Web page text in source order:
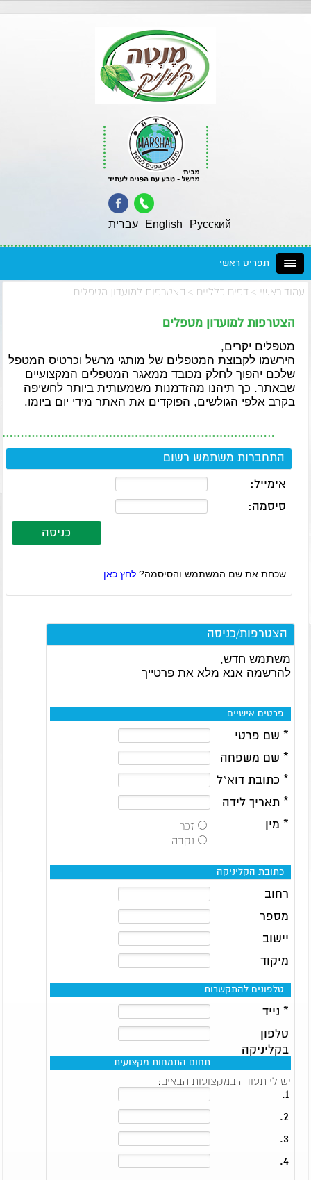
English Pусский עברית
תפריט ראשי
עמוד ראשי > דפים כלליים > הצטרפות למועדון מטפלים
הצטרפות למועדון מטפלים
מטפלים יקרים,
הירשמו לקבוצת המטפלים של מותגי מרשל וכרטיס המטפל
שלכם יהפוך לחלק מכובד ממאגר המטפלים המקצועיים
שבאתר. כך תיהנו מהזדמנות משמעותית ביותר לחשיפה
בקרב אלפי הגולשים, הפוקדים את האתר מידי יום ביומו.
התחברות משתמש רשום
אימייל:
סיסמה :
שכחת את שם המשתמש והסיסמה? לחץ כאן
הצטרפות/כניסה
משתמש חדש,
להרשמה אנא מלא את פרטייך
פרטים אישיים
* שם פרטי
* שם משפחה
* כתובת דוא"ל
* תאריך לידה
* מין
זכר
נקבה
כתובת הקליניקה
רחוב
מספר
יישוב
מיקוד
טלפונים להתקשרות
* נייד
טלפון
בקליניקה
תחום התמחות מקצועית
יש לי תעודה במקצועות הבאים:
1.
2.
3.
4.